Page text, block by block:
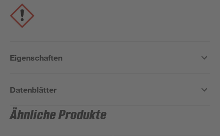
Eigenschaften
Datenblätter
Ähnliche Produkte